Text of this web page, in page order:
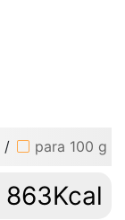
/ para 100 g
863Kcal